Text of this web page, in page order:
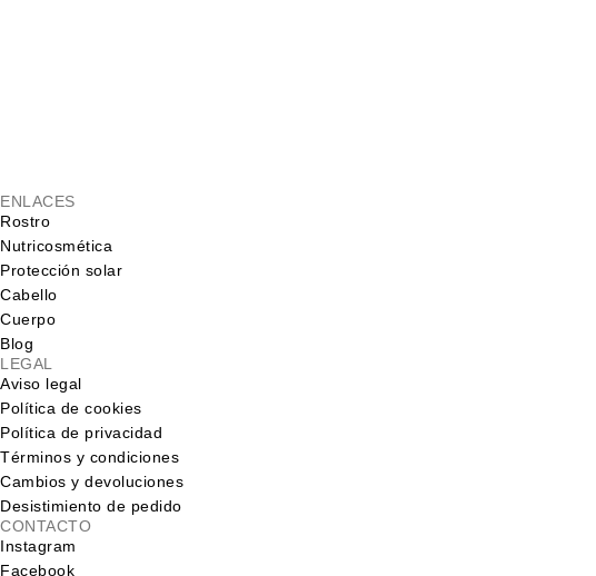
ENLACES
Rostro
Nutricosmética
Protección solar
Cabello
Cuerpo
Blog
LEGAL
Aviso legal
Política de cookies
Política de privacidad
Términos y condiciones
Cambios y devoluciones
Desistimiento de pedido
CONTACTO
Instagram
Facebook